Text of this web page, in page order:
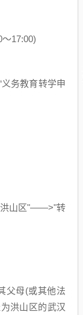
17:00)
务教育转学申
山区"——>"转
母(或其他法
洪山区的武汉